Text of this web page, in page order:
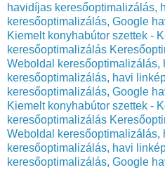
havidíjas keresőoptimalizálás,
keresőoptimalizálás, Google
Kiemelt konyhabútor szettek -
keresőoptimalizálás
Weboldal keresőoptimalizálás,
keresőoptimalizálás, havi
keresőoptimalizálás, Google
Kiemelt konyhabútor szettek -
keresőoptimalizálás
Weboldal keresőoptimalizálás,
keresőoptimalizálás, havi
keresőoptimalizálás, Google